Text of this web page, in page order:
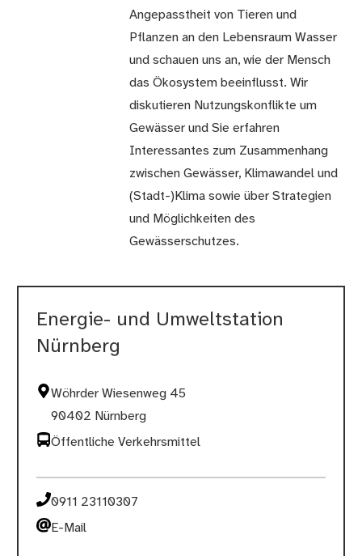
Angepasstheit von Tieren und
Pflanzen an den Lebensraum Wasser
und schauen uns an, wie der Mensch
das Ökosystem beeinflusst. Wir
diskutieren Nutzungskonflikte um
Gewässer und Sie erfahren
Interessantes zum Zusammenhang
zwischen Gewässer, Klimawandel und
(Stadt-)Klima sowie über Strategien
und Möglichkeiten des
Gewässerschutzes.
Energie- und Umweltstation
Nürnberg
Wöhrder Wiesenweg 45
90402 Nürnberg
Öffentliche Verkehrsmittel
0911 23110307
E-Mail